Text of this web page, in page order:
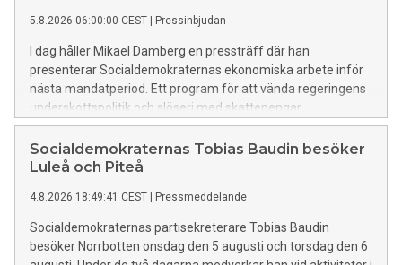
5.8.2026 06:00:00 CEST Pressinbjudan
I dag håller Mikael Damberg en pressträff där han
presenterar Socialdemokraternas ekonomiska arbete inför
nästa mandatperiod. Ett program för att vända regeringens
underskottspolitik och slöseri med skattepengar.
Socialdemokraternas Tobias Baudin besöker
Luleå och Piteå
4.8.2026 18:49:41 CEST Pressmeddelande
Socialdemokraternas partisekreterare Tobias Baudin
besöker Norrbotten onsdag den 5 augusti och torsdag den 6